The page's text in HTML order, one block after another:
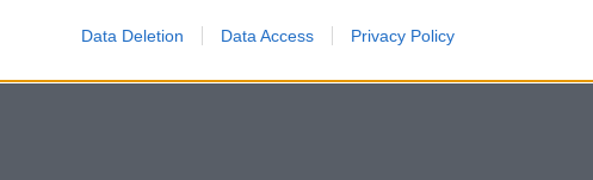
Data Deletion Data Access Privacy Policy
Local News